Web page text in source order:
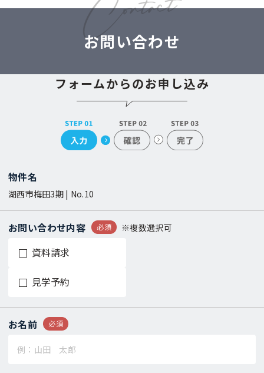
お問い合わせ
フォームからのお申し込み
物件名
湖西市梅田3期 | No.10
お問い合わせ内容 ※複数選択可
必須
資料請求
見学予約
お名前 必須